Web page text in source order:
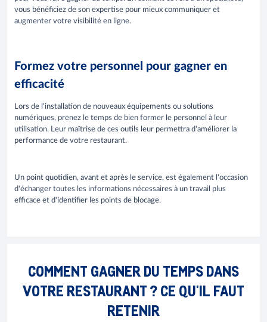
vous bénéficiez de son expertise pour mieux communiquer et
augmenter votre visibilité en ligne.
Formez votre personnel pour gagner en
efficacité
Lors de l'installation de nouveaux équipements ou solutions
numériques, prenez le temps de bien former le personnel à leur
utilisation. Leur maîtrise de ces outils leur permettra d'améliorer la
performance de votre restaurant.
Un point quotidien, avant et après le service, est également l'occasion
d'échanger toutes les informations nécessaires à un travail plus
efficace et d'identifier les points de blocage.
COMMENT GAGNER DU TEMPS DANS
VOTRE RESTAURANT ? CE QU'IL FAUT
RETENIR